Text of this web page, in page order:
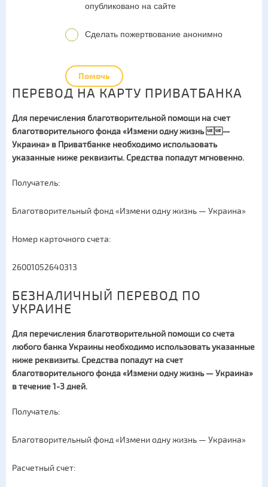
опубликовано на сайте
Сделать пожертвование анонимно
Помочь
ПЕРЕВОД НА КАРТУ ПРИВАТБАНКА
Для перечисления благотворительной помощи на счет
благотворительного фонда «Измени одну жизнь —
Украина» в Приватбанке необходимо использовать
указанные ниже реквизиты. Средства попадут мгновенно.
Получатель:
Благотворительный фонд «Измени одну жизнь — Украина»
Номер карточного счета:
26001052640313
БЕЗНАЛИЧНЫЙ ПЕРЕВОД ПО
УКРАИНЕ
Для перечисления благотворительной помощи со счета
любого банка Украины необходимо использовать указанные
ниже реквизиты. Средства попадут на счет
благотворительного фонда «Измени одну жизнь — Украина»
в течение 1-3 дней.
Получатель:
Благотворительный фонд «Измени одну жизнь — Украина»
Расчетный счет: